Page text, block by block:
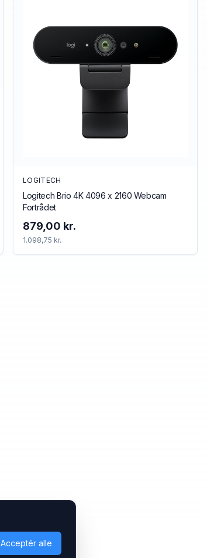
Acceptér alle
LOGITECH
Logitech Brio 4K 4096 x 2160 Webcam
Fortrådet
879,00 kr.
1.098,75 kr.